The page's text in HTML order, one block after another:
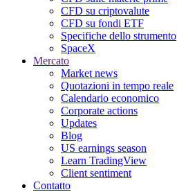
CFD su criptovalute
CFD su fondi ETF
Specifiche dello strumento
SpaceX
Mercato
Market news
Quotazioni in tempo reale
Calendario economico
Corporate actions
Updates
Blog
US earnings season
Learn TradingView
Client sentiment
Contatto